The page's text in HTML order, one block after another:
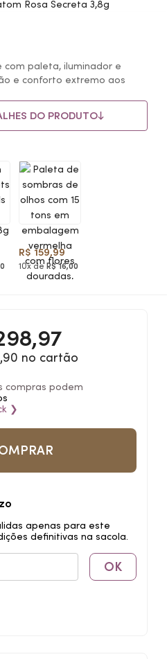
paleta, iluminador e
e conforto extremo aos
DO PRODUTO
R$ 159,99
10x de R$ 16,00
no cartão
compras podem
❯
apenas para este
definitivas na sacola.
OK